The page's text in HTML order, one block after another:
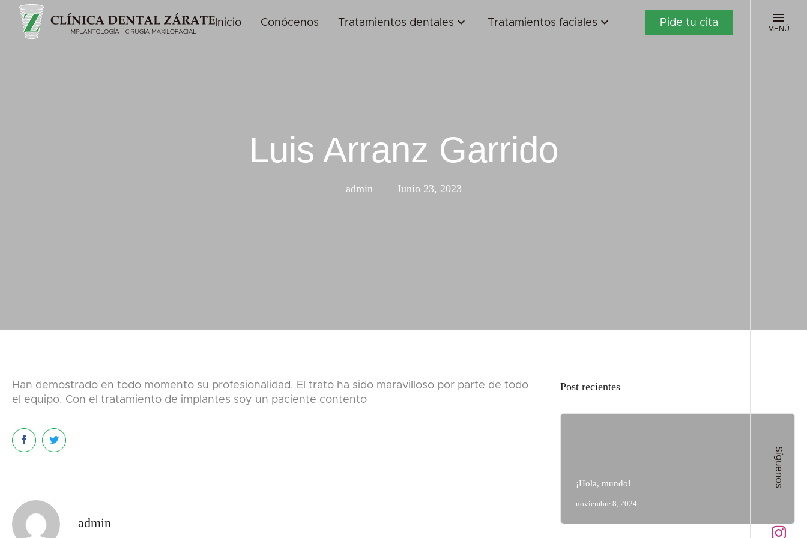
Inicio Conócenos Tratamientos dentales Tratamientos faciales Pide tu cita
MENÚ
Síguenos
Luis Arranz Garrido
admin Junio 23, 2023
Han demostrado en todo momento su profesionalidad. El trato ha sido maravilloso por parte de todo
el equipo. Con el tratamiento de implantes soy un paciente contento
admin
Post recientes
¡Hola, mundo!
noviembre 8, 2024